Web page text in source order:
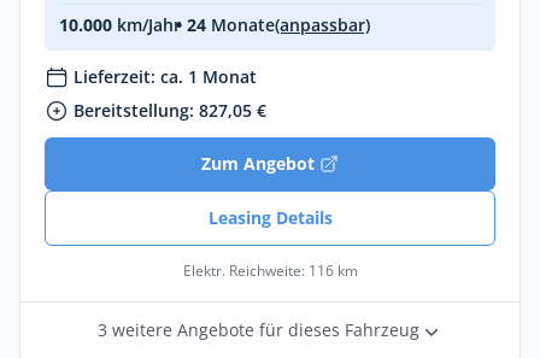
10.000 km/Jahr• 24 Monate(anpassbar)
Lieferzeit: ca. 1 Monat
Bereitstellung: 827,05 €
Zum Angebot
Leasing Details
Elektr. Reichweite: 116 km
3 weitere Angebote für dieses Fahrzeug